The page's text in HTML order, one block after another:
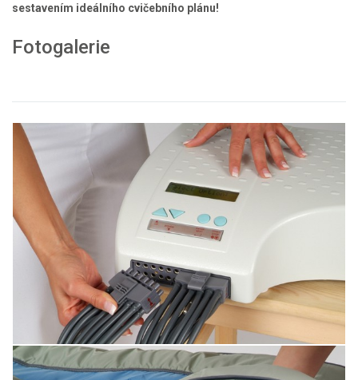
sestavením ideálního cvičebního plánu!
Fotogalerie